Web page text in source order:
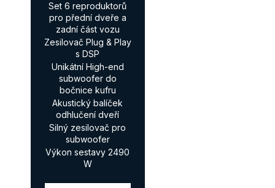
Set 6 reproduktorů
pro přední dveře a
zadní část vozu
Zesilovač Plug & Play
s DSP
Unikátní High-end
subwoofer do
bočnice kufru
Akustický balíček
odhlučení dveří
Silný zesilovač pro
subwoofer
Výkon sestavy 2490
W